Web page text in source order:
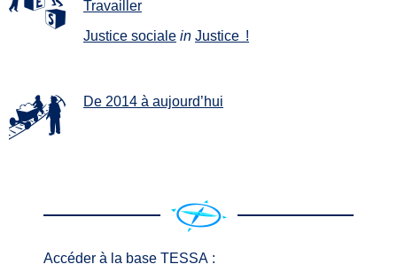
Travailler
Justice sociale in Justice !
De 2014 à aujourd’hui
Accéder à la base TESSA :